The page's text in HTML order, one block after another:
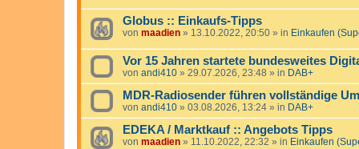
Globus :: Einkaufs-Tipps
von maadien » 13.10.2022, 20:50 » in Einkaufen
Vor 15 Jahren startete bundesweites
von andi410 » 29.07.2026, 23:48 » in DAB+
MDR-Radiosender führen vollständige
von andi410 » 03.08.2026, 13:24 » in DAB+
EDEKA / Marktkauf :: Angebots Tipps
von maadien » 11.10.2022, 22:32 » in Einkaufen